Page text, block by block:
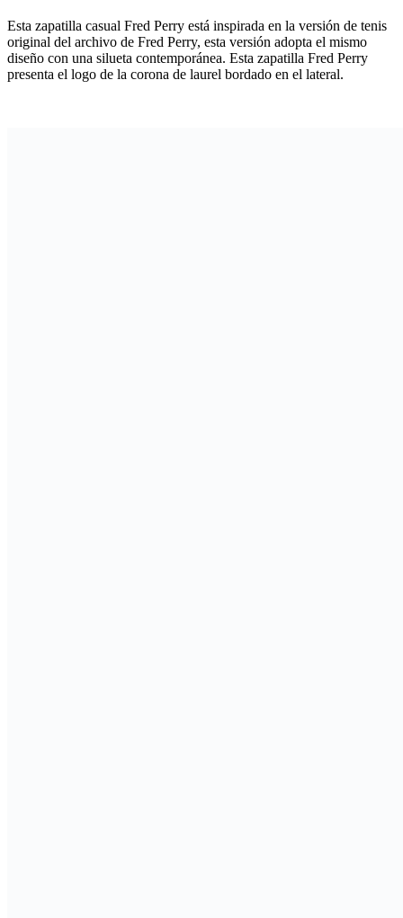
Esta zapatilla casual Fred Perry está inspirada en la versión de tenis
original del archivo de Fred Perry, esta versión adopta el mismo
diseño con una silueta contemporánea. Esta zapatilla Fred Perry
presenta el logo de la corona de laurel bordado en el lateral.